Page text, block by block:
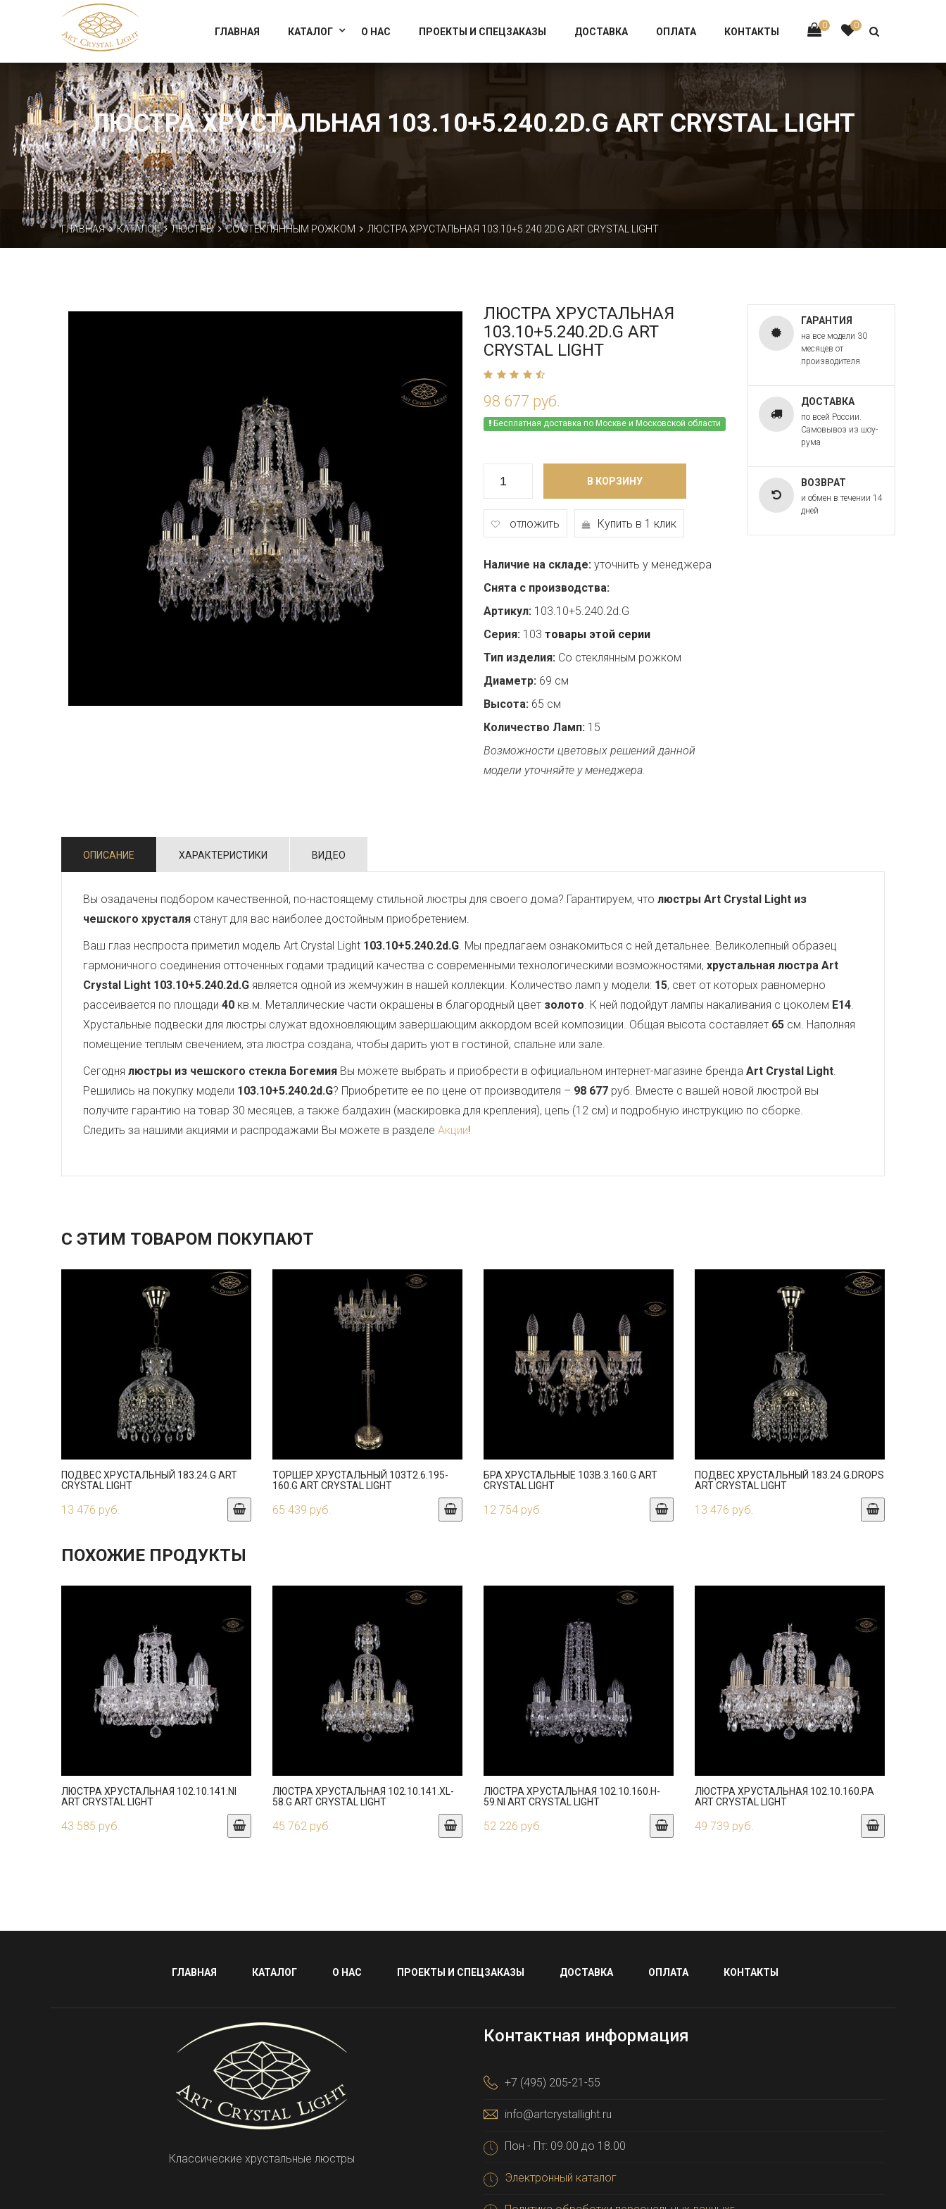
Официальный магазин фабрики Art Crystal Light
0 0
ГЛАВНАЯ КАТАЛОГ О НАС ПРОЕКТЫ И СПЕЦЗАКАЗЫ ДОСТАВКА ОПЛАТА КОНТАКТЫ
ЛЮСТРА ХРУСТАЛЬНАЯ 103.10+5.240.2D.G ART CRYSTAL LIGHT
ГЛАВНАЯ КАТАЛОГ ЛЮСТРЫ СО СТЕКЛЯННЫМ РОЖКОМ ЛЮСТРА ХРУСТАЛЬНАЯ 103.10+5.240.2D.G ART CRYSTAL LIGHT
ЛЮСТРА ХРУСТАЛЬНАЯ
103.10+5.240.2D.G ART
CRYSTAL LIGHT
98 677 руб.
Бесплатная доставка по Москве и Московской области
В КОРЗИНУ
отложить Купить в 1 клик
Наличие на складе: уточнить у менеджера
Снята с производства:
Артикул: 103.10+5.240.2d.G
Серия: 103 товары этой серии
Тип изделия: Со стеклянным рожком
Диаметр: 69 см
Высота: 65 см
Количество Ламп: 15
Возможности цветовых решений данной
модели уточняйте у менеджера.
ГАРАНТИЯ
на все модели 30
месяцев от
производителя
ДОСТАВКА
по всей России.
Самовывоз из шоу-
рума
ВОЗВРАТ
и обмен в течении 14
дней
ОПИСАНИЕ ХАРАКТЕРИСТИКИ ВИДЕО
Вы озадачены подбором качественной, по-настоящему стильной люстры для своего дома? Гарантируем, что люстры Art Crystal Light из
чешского хрусталя станут для вас наиболее достойным приобретением.
Ваш глаз неспроста приметил модель Art Crystal Light 103.10+5.240.2d.G. Мы предлагаем ознакомиться с ней детальнее. Великолепный образец
гармоничного соединения отточенных годами традиций качества с современными технологическими возможностями, хрустальная люстра Art
Crystal Light 103.10+5.240.2d.G является одной из жемчужин в нашей коллекции. Количество ламп у модели: 15, свет от которых равномерно
рассеивается по площади 40 кв.м. Металлические части окрашены в благородный цвет золото. К ней подойдут лампы накаливания с цоколем E14.
Хрустальные подвески для люстры служат вдохновляющим завершающим аккордом всей композиции. Общая высота составляет 65 см. Наполняя
помещение теплым свечением, эта люстра создана, чтобы дарить уют в гостиной, спальне или зале.
Сегодня люстры из чешского стекла Богемия Вы можете выбрать и приобрести в официальном интернет-магазине бренда Art Crystal Light.
Решились на покупку модели 103.10+5.240.2d.G? Приобретите ее по цене от производителя – 98 677 руб. Вместе с вашей новой люстрой вы
получите гарантию на товар 30 месяцев, а также балдахин (маскировка для крепления), цепь (12 см) и подробную инструкцию по сборке.
Следить за нашими акциями и распродажами Вы можете в разделе Акции!
С ЭТИМ ТОВАРОМ ПОКУПАЮТ
ПОДВЕС ХРУСТАЛЬНЫЙ 183.24.G ART
CRYSTAL LIGHT
13 476 руб.
ТОРШЕР ХРУСТАЛЬНЫЙ 103T2.6.195-
160.G ART CRYSTAL LIGHT
65 439 руб.
БРА ХРУСТАЛЬНЫЕ 103B.3.160.G ART
CRYSTAL LIGHT
12 754 руб.
ПОДВЕС ХРУСТАЛЬНЫЙ 183.24.G.DROPS
ART CRYSTAL LIGHT
13 476 руб.
ПОХОЖИЕ ПРОДУКТЫ
ЛЮСТРА ХРУСТАЛЬНАЯ 102.10.141.NI
ART CRYSTAL LIGHT
43 585 руб.
ЛЮСТРА ХРУСТАЛЬНАЯ 102.10.141.XL-
58.G ART CRYSTAL LIGHT
45 762 руб.
ЛЮСТРА ХРУСТАЛЬНАЯ 102.10.160.H-
59.NI ART CRYSTAL LIGHT
52 226 руб.
ЛЮСТРА ХРУСТАЛЬНАЯ 102.10.160.PA
ART CRYSTAL LIGHT
49 739 руб.
ГЛАВНАЯ КАТАЛОГ О НАС ПРОЕКТЫ И СПЕЦЗАКАЗЫ ДОСТАВКА ОПЛАТА КОНТАКТЫ
Классические хрустальные люстры
Контактная информация
+7 (495) 205-21-55
info@artcrystallight.ru
Пон - Пт: 09.00 до 18.00
Электронный каталог